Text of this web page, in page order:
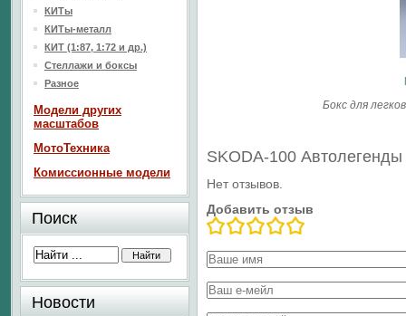
Бокс для
SKODA-100
Нет отзывов.
Добавить отзыв
КИТы
КИТы-металл
КИТ (1:87, 1:72 и др.)
Стеллажи и боксы
Разное
Модели других
масштабов
МотоТехника
Комиссионные модели
Поиск
Новости